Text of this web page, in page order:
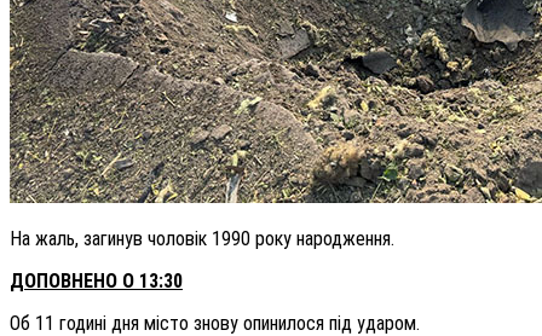
На жаль, загинув чоловік 1990 року народження.
ДОПОВНЕНО О 13:30
Об 11 годині дня місто знову опинилося під ударом.